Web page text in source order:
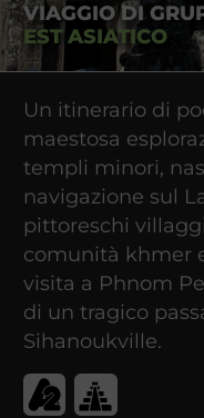
VIAGGIO DI
EST ASIATICO
Un itinerario di
maestosa
templi minori,
navigazione sul
pittoreschi
comunità khmer
visita a Phnom
di un tragico
Sihanoukville.